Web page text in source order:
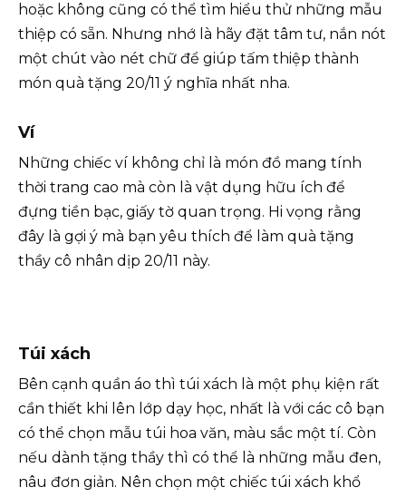
hoặc không cũng có thể tìm hiểu thử những mẫu
thiệp có sẵn. Nhưng nhớ là hãy đặt tâm tư, nắn nót
một chút vào nét chữ để giúp tấm thiệp thành
món quà tặng 20/11 ý nghĩa nhất nha.
Ví
Những chiếc ví không chỉ là món đồ mang tính
thời trang cao mà còn là vật dụng hữu ích để
đựng tiền bạc, giấy tờ quan trọng. Hi vọng rằng
đây là gợi ý mà bạn yêu thích để làm quà tặng
thầy cô nhân dịp 20/11 này.
Túi xách
Bên cạnh quần áo thì túi xách là một phụ kiện rất
cần thiết khi lên lớp dạy học, nhất là với các cô bạn
có thể chọn mẫu túi hoa văn, màu sắc một tí. Còn
nếu dành tặng thầy thì có thể là những mẫu đen,
nâu đơn giản. Nên chọn một chiếc túi xách khổ